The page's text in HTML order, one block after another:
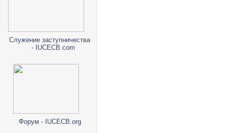
Служение заступничества
- IUCECB.com
Форум - IUCECB.org